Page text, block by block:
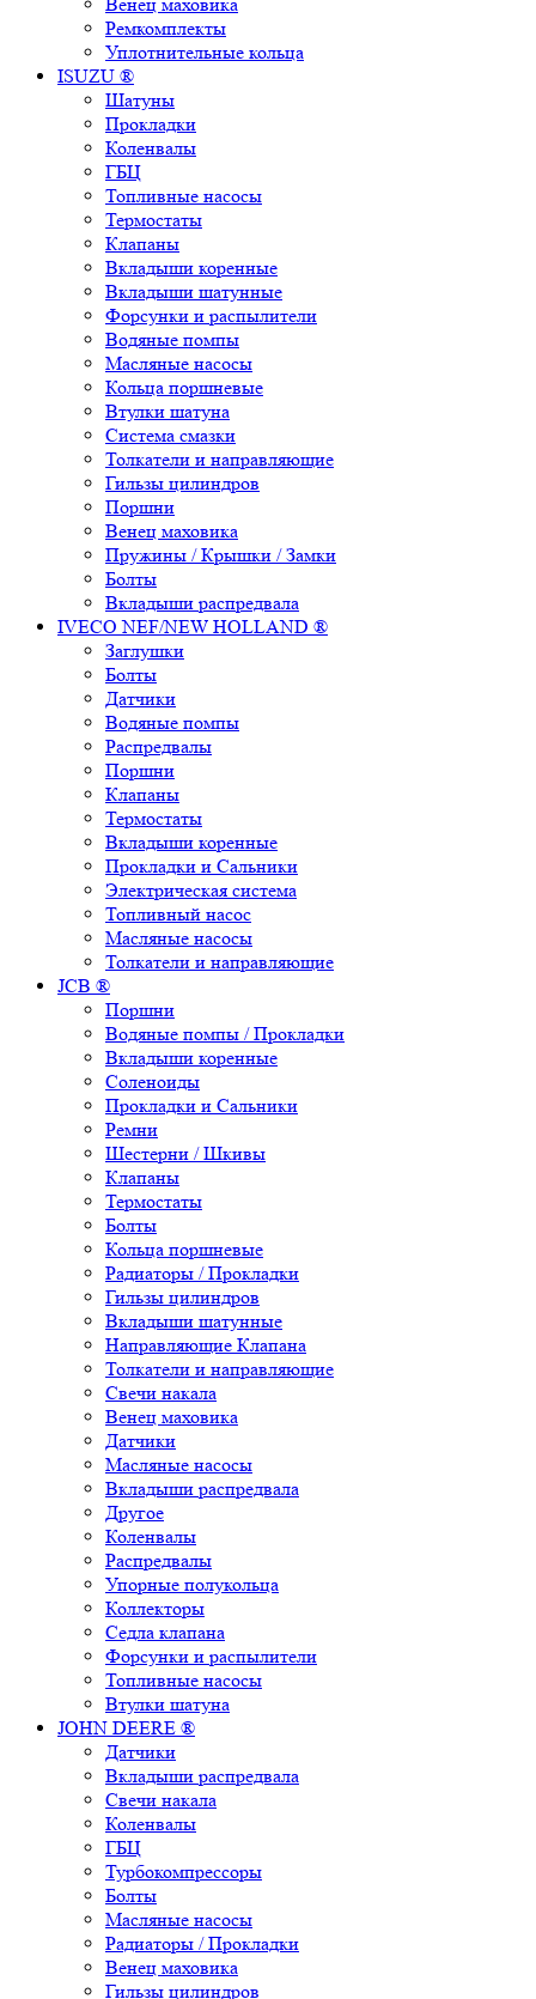
Ремкомплекты
Уплотнительные кольца
ISUZU ®
Шатуны
Прокладки
Коленвалы
ГБЦ
Топливные насосы
Термостаты
Клапаны
Вкладыши коренные
Вкладыши шатунные
Форсунки и распылители
Водяные помпы
Масляные насосы
Кольца поршневые
Втулки шатуна
Система смазки
Толкатели и направляющие
Гильзы цилиндров
Поршни
Венец маховика
Пружины / Крышки / Замки
Болты
Вкладыши распредвала
IVECO NEF/NEW HOLLAND ®
Заглушки
Болты
Датчики
Водяные помпы
Распредвалы
Поршни
Клапаны
Термостаты
Вкладыши коренные
Прокладки и Сальники
Электрическая система
Топливный насос
Масляные насосы
Толкатели и направляющие
JCB ®
Поршни
Водяные помпы / Прокладки
Вкладыши коренные
Соленоиды
Прокладки и Сальники
Ремни
Шестерни / Шкивы
Клапаны
Термостаты
Болты
Кольца поршневые
Радиаторы / Прокладки
Гильзы цилиндров
Вкладыши шатунные
Направляющие Клапана
Толкатели и направляющие
Свечи накала
Венец маховика
Датчики
Масляные насосы
Вкладыши распредвала
Другое
Коленвалы
Распредвалы
Упорные полукольца
Коллекторы
Седла клапана
Форсунки и распылители
Топливные насосы
Втулки шатуна
JOHN DEERE ®
Датчики
Вкладыши распредвала
Свечи накала
Коленвалы
ГБЦ
Турбокомпрессоры
Болты
Масляные насосы
Радиаторы / Прокладки
Венец маховика
Гильзы цилиндров